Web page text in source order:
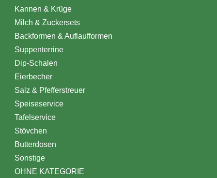
Kannen & Krüge
Milch & Zuckersets
Backformen & Auflaufformen
Suppenterrine
Dip-Schalen
Eierbecher
Salz & Pfefferstreuer
Speiseservice
Tafelservice
Stövchen
Butterdosen
Sonstige
OHNE KATEGORIE